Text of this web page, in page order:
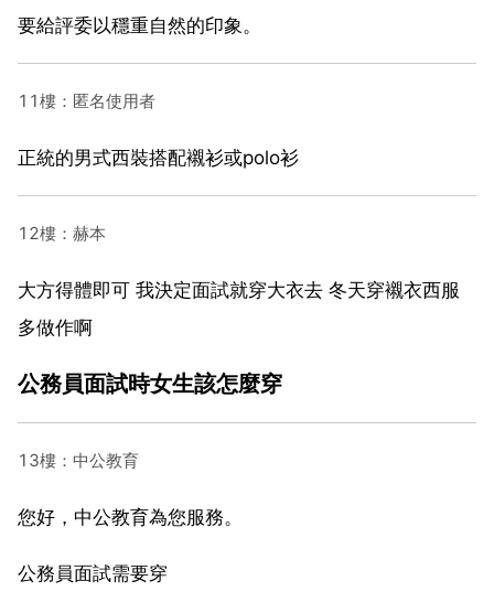
要給評委以穩重自然的印象。
11樓：匿名使用者
正統的男式西裝搭配襯衫或polo衫
12樓：赫本
大方得體即可 我決定面試就穿大衣去 冬天穿襯衣西服
多做作啊
公務員面試時女生該怎麼穿
13樓：中公教育
您好，中公教育為您服務。
公務員面試需要穿